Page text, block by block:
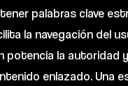
palabras clave
la navegación del
potencia la autoridad y
enlazado. Una